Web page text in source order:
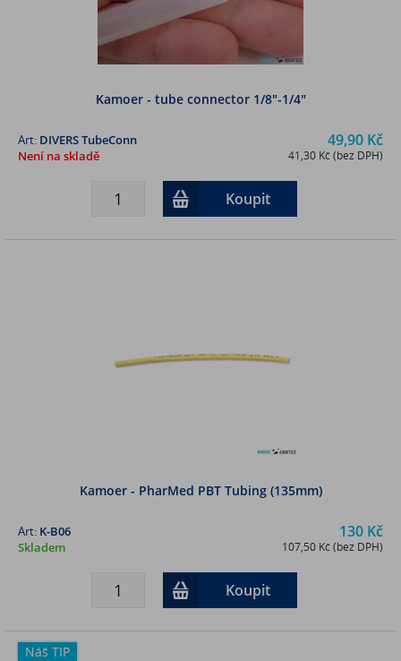
Kamoer - tube connector 1/8"-1/4"
49,90 Kč
41,30 Kč (bez DPH)
Art: DIVERS TubeConn
Není na skladě
Koupit
Kamoer - PharMed PBT Tubing (135mm)
130 Kč
107,50 Kč (bez DPH)
Art: K-B06
Skladem
Koupit
Náš TIP